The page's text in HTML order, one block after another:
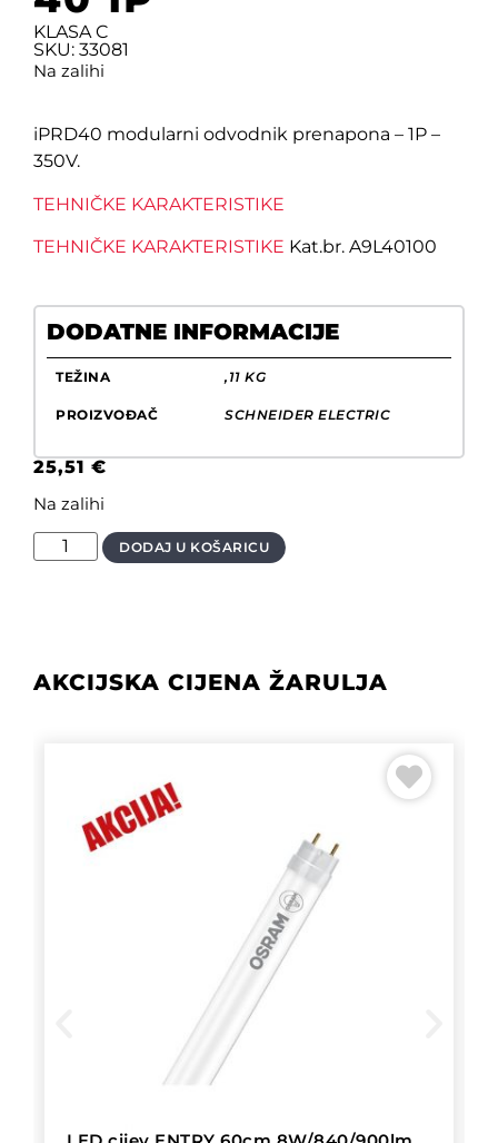
KLASA C
SKU: 33081
Na zalihi
iPRD40 modularni odvodnik prenapona – 1P –
350V.
TEHNIČKE KARAKTERISTIKE
TEHNIČKE KARAKTERISTIKE Kat.br. A9L40100
DODATNE INFORMACIJE
TEŽINA ,11 KG
PROIZVOĐAČ SCHNEIDER ELECTRIC
25,51 €
Na zalihi
DODAJ U KOŠARICU
AKCIJSKA CIJENA ŽARULJA